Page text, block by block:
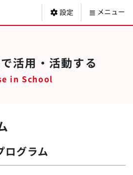
日本赤十字社
設定 メニュー
活用・活動する
ログラム